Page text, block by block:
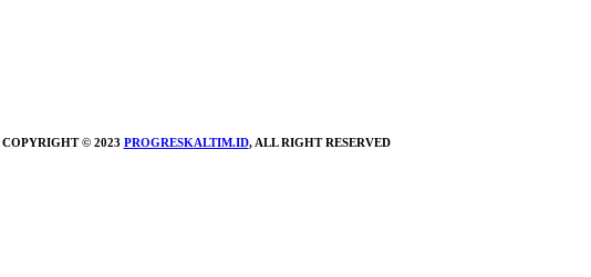
COPYRIGHT © 2023 PROGRESKALTIM.ID, ALL RIGHT RESERVED